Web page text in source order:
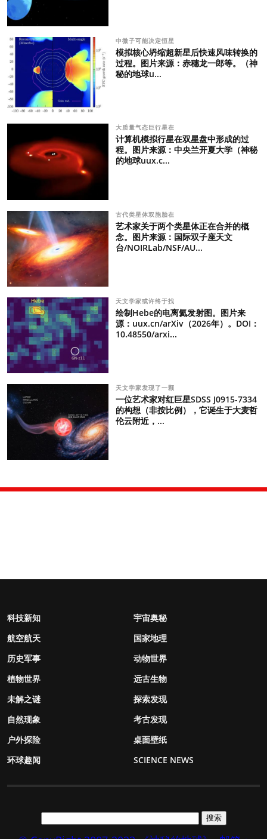
中微子可能决定恒星
模拟核心坍缩超新星后快速风味转换的
过程。图片来源：赤穗龙一郎等。（神
秘的地球u...
大质量气态巨行星在
计算机模拟行星在双星盘中形成的过
程。图片来源：中央兰开夏大学（神秘
的地球uux.c...
古代类星体双胞胎在
艺术家关于两个类星体正在合并的概
念。图片来源：国际双子座天文
台/NOIRLab/NSF/AU...
天文学家或许终于找
绘制Hebe的电离氦发射图。图片来
源：uux.cn/arXiv（2026年）。DOI：
10.48550/arxi...
天文学家发现了一颗
一位艺术家对红巨星SDSS J0915-7334
的构想（非按比例），它诞生于大麦哲
伦云附近，...
科技新知
宇宙奥秘
航空航天
国家地理
历史军事
动物世界
植物世界
远古生物
未解之谜
探索发现
自然现象
考古发现
户外探险
桌面壁纸
环球趣闻
SCIENCE NEWS